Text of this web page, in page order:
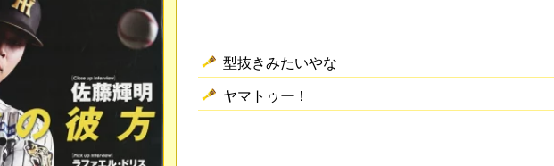
型抜きみたいやな
ヤマトゥー！